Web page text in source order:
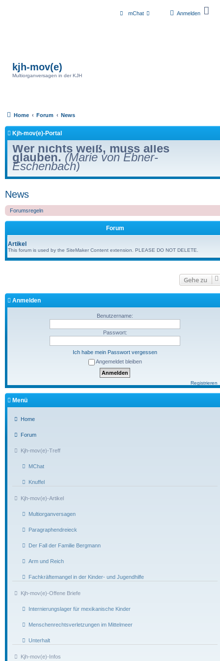
Anmelden
mChat
kjh-mov(e)
Multiorganversagen in der KJH
Home Forum News
Kjh-mov(e)-Portal
Wer nichts weiß, muss alles
glauben. (Marie von Ebner-
Eschenbach)
News
Forumsregeln
Forum
Artikel
This forum is used by the SiteMaker Content extension. PLEASE DO NOT DELETE.
Gehe zu
Anmelden
Benutzername:
Passwort:
Ich habe mein Passwort vergessen
Angemeldet bleiben
Registrieren
Menü
Home
Forum
Kjh-mov(e)-Treff
MChat
Knuffel
Kjh-mov(e)-Artikel
Multiorganversagen
Paragraphendreieck
Der Fall der Familie Bergmann
Arm und Reich
Fachkräftemangel in der Kinder- und Jugendhilfe
Kjh-mov(e)-Offene Briefe
Internierungslager für mexikanische Kinder
Menschenrechtsverletzungen im Mittelmeer
Unterhalt
Kjh-mov(e)-Infos